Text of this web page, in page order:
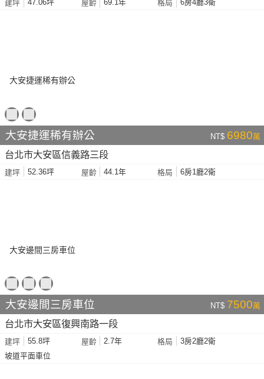
建坪 47.06坪 屋齡 69.1年 格局 6房4廳3衛
大安捷運稀有辦公 NT$ 6980萬
台北市大安區信義路三段
建坪 52.36坪 屋齡 44.1年 格局 6房1廳2衛
大安邊間三房車位 NT$ 7500萬
台北市大安區復興南路一段
建坪 55.8坪 屋齡 2.7年 格局
3房2廳2衛
坡道平面車位